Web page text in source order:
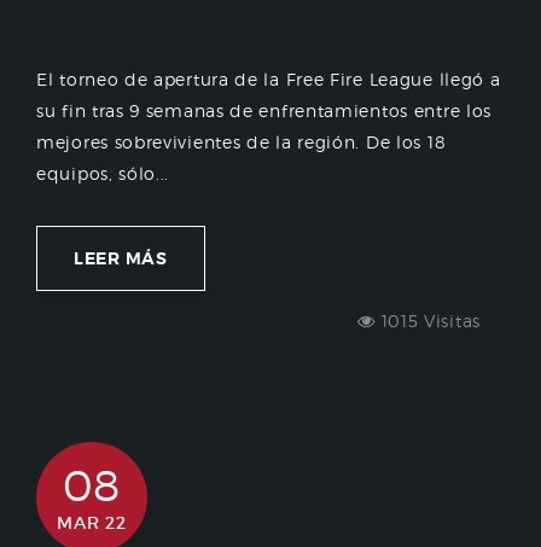
El torneo de apertura de la Free Fire League llegó a
su fin tras 9 semanas de enfrentamientos entre los
mejores sobrevivientes de la región. De los 18
equipos, sólo...
LEER MÁS
1015 Visitas
08
MAR 22